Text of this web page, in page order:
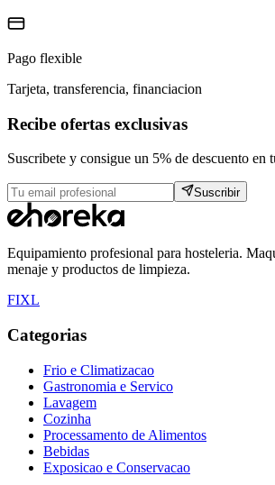
Pago flexible
Tarjeta, transferencia, financiacion
Recibe ofertas exclusivas
Suscribete y consigue un 5% de descuento en
Suscribir
Equipamiento profesional para hosteleria.
menaje y productos de limpieza.
FIXL
Categorias
Frio e Climatizacao
Gastronomia e Servico
Lavagem
Cozinha
Processamento de Alimentos
Bebidas
Exposicao e Conservacao